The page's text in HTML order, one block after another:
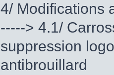
4/ Modifications
-----> 4.1/
suppression
antibrouillard